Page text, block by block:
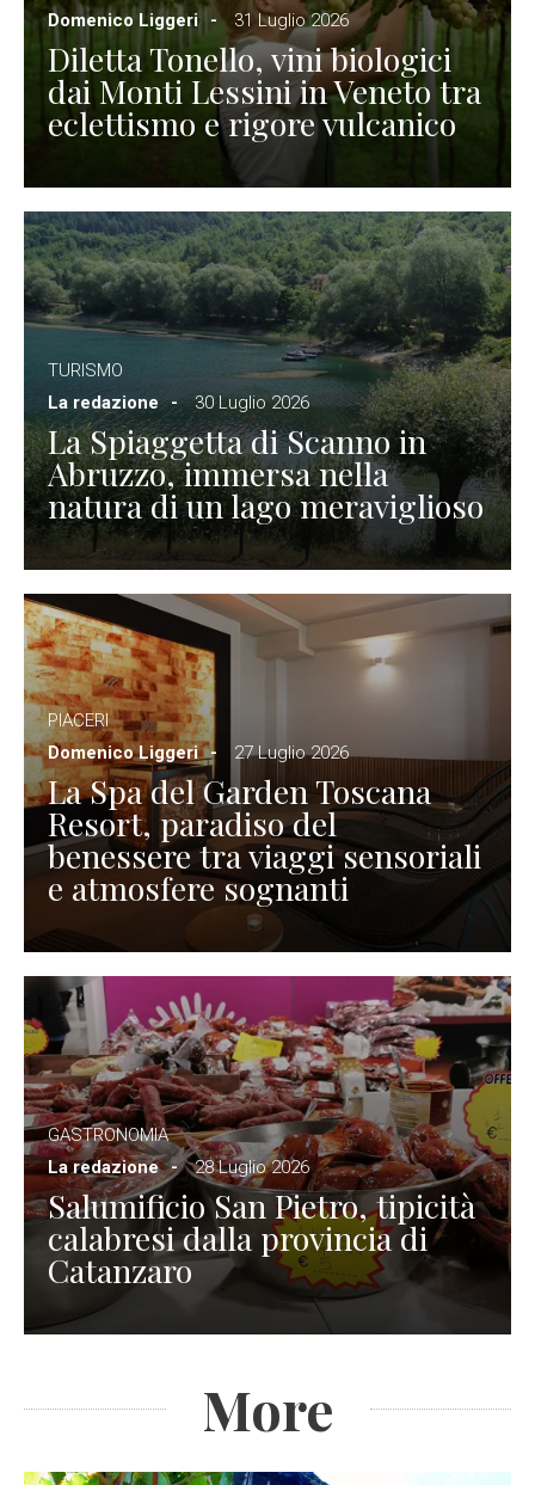
Domenico Liggeri
31 Luglio 2026
Diletta Tonello, vini biologici
dai Monti Lessini in Veneto tra
eclettismo e rigore vulcanico
TURISMO
La redazione
30 Luglio 2026
La Spiaggetta di Scanno in
Abruzzo, immersa nella
natura di un lago meraviglioso
PIACERI
Domenico Liggeri
27 Luglio 2026
La Spa del Garden Toscana
Resort, paradiso del
benessere tra viaggi sensoriali
e atmosfere sognanti
GASTRONOMIA
La redazione
28 Luglio 2026
Salumificio San Pietro, tipicità
calabresi dalla provincia di
Catanzaro
More